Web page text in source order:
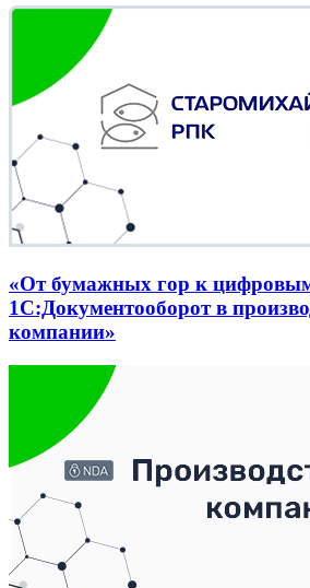
«От бумажных гор к
1С:Документооборот в
компании»